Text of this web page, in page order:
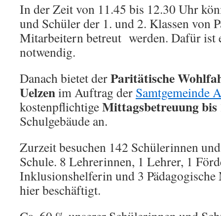
In der Zeit von 11.45 bis 12.30 Uhr
und Schüler der 1. und 2. Klassen von
Mitarbeitern betreut werden. Dafür ist
notwendig.
Danach bietet derParitätische
Uelzenim Auftrag der Samtgemeinde
kostenpflichtigeMittagsbetreuungbis
Schulgebäude an.
Zurzeit besuchen 142 Schülerinnen
Schule. 8 Lehrerinnen, 1 Lehrer, 1
Inklusionshelferin und 3
hier beschäftigt.